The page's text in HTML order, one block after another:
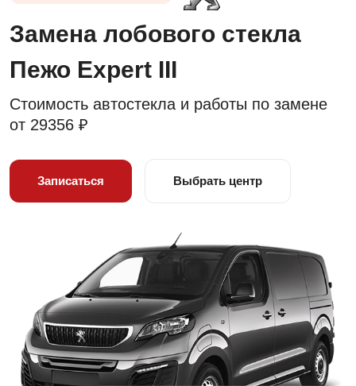
Замена лобового стекла
Пежо Expert III
Стоимость автостекла и работы по замене
от 29356 ₽
Записаться Выбрать центр